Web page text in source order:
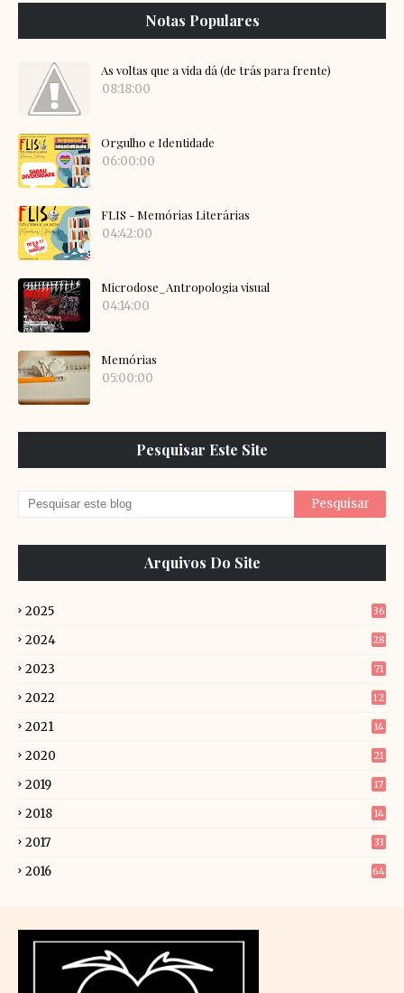
Notas Populares
As voltas que a vida dá (de trás para frente)
08:18:00
Orgulho e Identidade
06:00:00
FLIS - Memórias Literárias
04:42:00
Microdose_Antropologia visual
04:14:00
Memórias
05:00:00
Pesquisar Este Site
Arquivos Do Site
2025 36
2024 28
2023 71
2022
12
2021
14
2020 21
2019
17
2018
14
2017 33
2016 64